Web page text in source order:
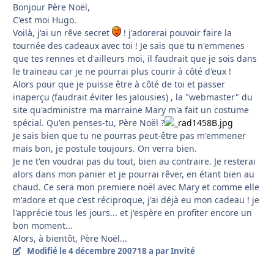
Bonjour Père Noël,
C'est moi Hugo.
Voilà, j'ai un rêve secret
! j'adorerai pouvoir faire la
tournée des cadeaux avec toi ! Je sais que tu n'emmenes
que tes rennes et d'ailleurs moi, il faudrait que je sois dans
le traineau car je ne pourrai plus courir à côté d'eux !
Alors pour que je puisse être à côté de toi et passer
inaperçu (faudrait éviter les jalousies) , la "webmaster" du
site qu'administre ma marraine Mary m'a fait un costume
spécial. Qu'en penses-tu, Père Noël ?
Je sais bien que tu ne pourras peut-être pas m'emmener
mais bon, je postule toujours. On verra bien.
Je ne t'en voudrai pas du tout, bien au contraire. Je resterai
alors dans mon panier et je pourrai rêver, en étant bien au
chaud. Ce sera mon premiere noël avec Mary et comme elle
m'adore et que c'est réciproque, j'ai déjà eu mon cadeau ! je
l'apprécie tous les jours... et j'espère en profiter encore un
bon moment...
Alors, à bientôt, Père Noël...
Modifié le 4 décembre 200718 a par Invité